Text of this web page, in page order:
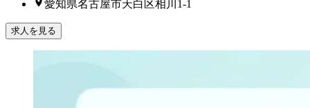
愛知県名古屋市天白区相川1-1
求人を見る